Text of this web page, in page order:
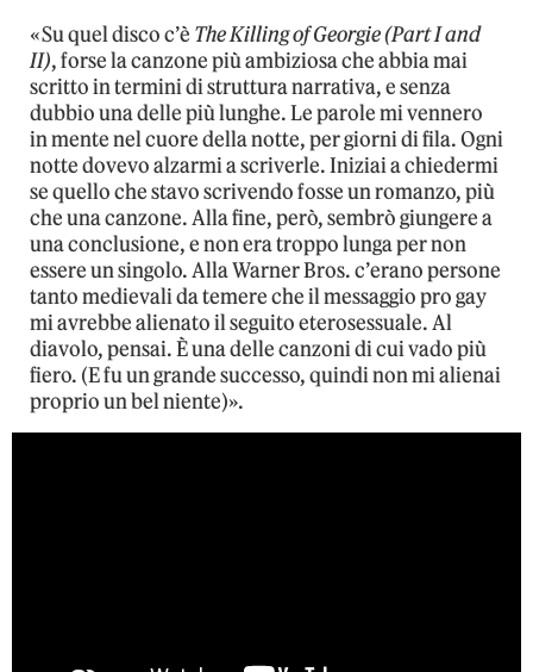
«Su quel disco c’è The Killing of Georgie (Part I and
II), forse la canzone più ambiziosa che abbia mai
scritto in termini di struttura narrativa, e senza
dubbio una delle più lunghe. Le parole mi vennero
in mente nel cuore della notte, per giorni di fila. Ogni
notte dovevo alzarmi a scriverle. Iniziai a chiedermi
se quello che stavo scrivendo fosse un romanzo, più
che una canzone. Alla fine, però, sembrò giungere a
una conclusione, e non era troppo lunga per non
essere un singolo. Alla Warner Bros. c’erano persone
tanto medievali da temere che il messaggio pro gay
mi avrebbe alienato il seguito eterosessuale. Al
diavolo, pensai. È una delle canzoni di cui vado più
fiero. (E fu un grande successo, quindi non mi alienai
proprio un bel niente)».